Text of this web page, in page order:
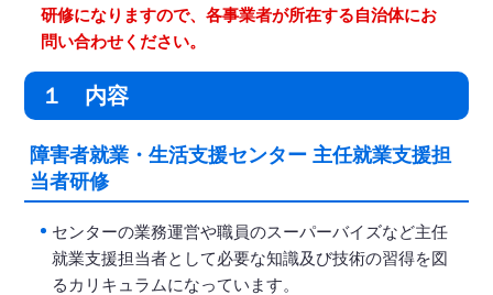
研修になりますので、各事業者が所在する自治体にお
問い合わせください。
１ 内容
障害者就業・生活支援センター 主任就業支援担
当者研修
センターの業務運営や職員のスーパーバイズなど主任
就業支援担当者として必要な知識及び技術の習得を図
るカリキュラムになっています。